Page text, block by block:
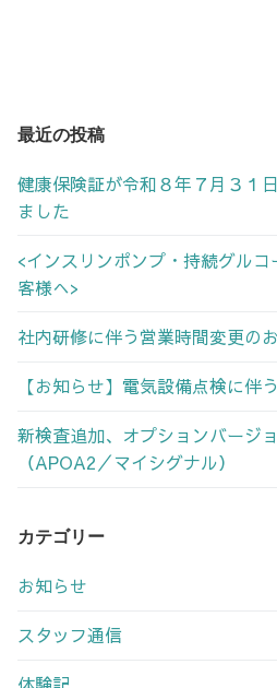
ー
シ
ョ
ン
最近の投稿
健康保険証が令和８年７月３１
ました
<インスリンポンプ・持続グル
客様へ>
社内研修に伴う営業時間変更の
【お知らせ】電気設備点検に伴
新検査追加、オプションバージ
（APOA2／マイシグナル）
カテゴリー
お知らせ
スタッフ通信